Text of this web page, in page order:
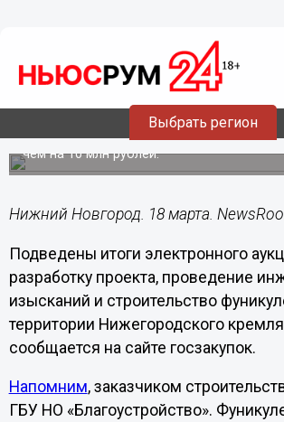
Выбрать регион
ГП «ДиРОН» построит
Нижегородском кремле за
рублей
Первоначальная стоимость контракта
чем на 10 млн рублей.
Нижний Новгород. 18 марта.
Подведены итоги электронного
разработку проекта, проведение
изысканий и строительство
территории Нижегородского
сообщается на сайте госзакупок.
Напомним, заказчиком
ГБУ НО «Благоустройство».